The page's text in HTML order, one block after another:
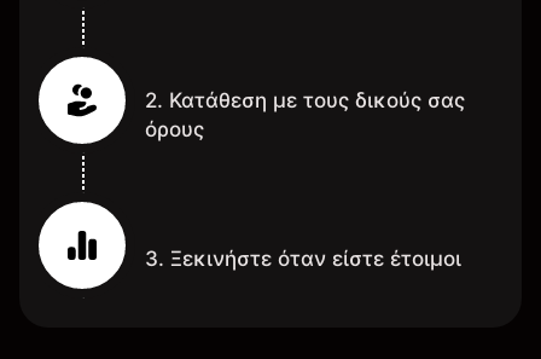
2. Κατάθεση με τους δικούς σας
όρους
3. Ξεκινήστε όταν είστε έτοιμοι